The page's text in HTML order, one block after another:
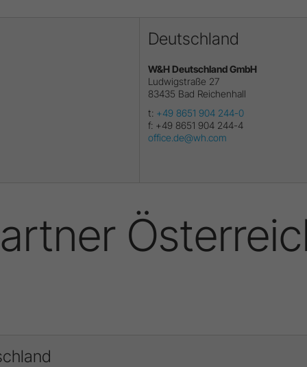
Deutschland
W&H Deutschland GmbH
Ludwigstraße 27
83435 Bad Reichenhall
t: +49 8651 904 244-0
f: +49 8651 904 244-4
office.de@wh.com